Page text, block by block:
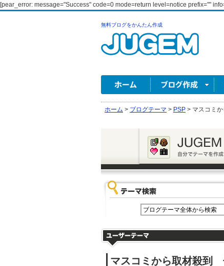
[pear_error: message="Success" code=0 mode=return level=notice prefix=""
無料ブログをかんたん作成
ホーム > ブログテーマ > PSP > マスコミ
マスコミから取材殺到